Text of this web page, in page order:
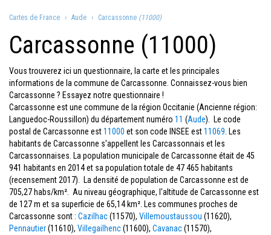
Cartes de France Aude Carcassonne (11000)
Carcassonne (11000)
Vous trouverez ici un questionnaire, la carte et les principales
informations de la commune de Carcassonne. Connaissez-vous bien
Carcassonne ? Essayez notre questionnaire !
Carcassonne est une commune de la région Occitanie (Ancienne région:
Languedoc-Roussillon) du département numéro 11 (Aude). Le code
postal de Carcassonne est11000 et son code INSEE est11069 . Les
habitants de Carcassonne s'appellent les Carcassonnais et les
Carcassonnaises. La population municipale de Carcassonne était de 45
941 habitants en 2014 et sa population totale de 47 465 habitants
(recensement 2017). La densité de population de Carcassonne est de
705,27 habs/km². Au niveau géographique, l'altitude de Carcassonne est
de 127 m et sa superficie de 65,14 km². Les communes proches de
Carcassonne sont : Cazilhac(11570), Villemoustaussou (11620),
Pennautier(11610), Villegailhenc(11600), Cavanac(11570),